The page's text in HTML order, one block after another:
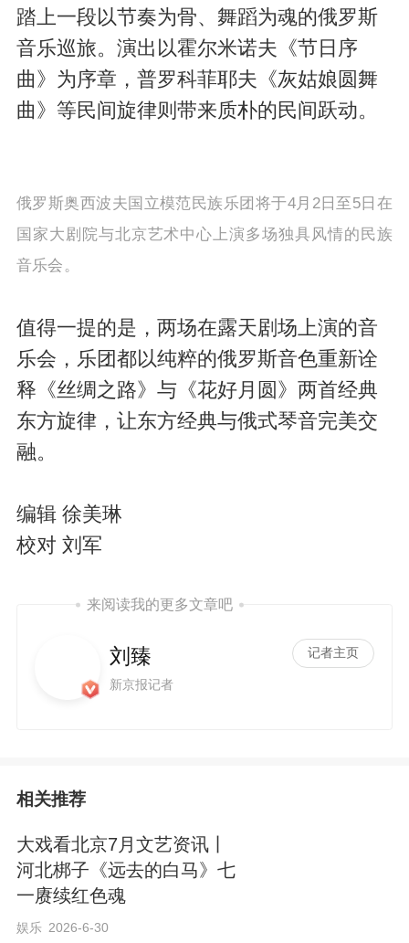
踏上一段以节奏为骨、舞蹈为魂的俄罗斯
音乐巡旅。演出以霍尔米诺夫《节日序
曲》为序章，普罗科菲耶夫《灰姑娘圆舞
曲》等民间旋律则带来质朴的民间跃动。
俄罗斯奥西波夫国立模范民族乐团将于4月2日至5日在
国家大剧院与北京艺术中心上演多场独具风情的民族
音乐会。
值得一提的是，两场在露天剧场上演的音
乐会，乐团都以纯粹的俄罗斯音色重新诠
释《丝绸之路》与《花好月圆》两首经典
东方旋律，让东方经典与俄式琴音完美交
融。
编辑 徐美琳
校对 刘军
来阅读我的更多文章吧
刘臻
新京报记者
记者主页
相关推荐
大戏看北京7月文艺资讯丨
河北梆子《远去的白马》七
一赓续红色魂
娱乐 2026-6-30